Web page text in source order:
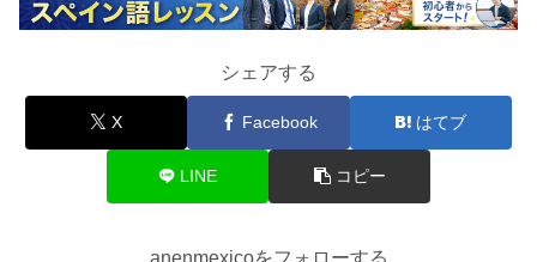
シェアする
X Facebook はてブ
LINE コピー
anenmexicoをフォローする